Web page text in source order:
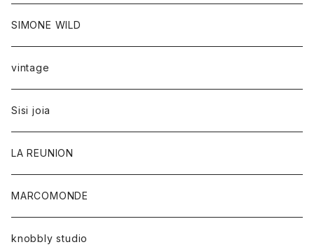
SIMONE WILD
vintage
Sisi joia
LA REUNION
MARCOMONDE
knobbly studio